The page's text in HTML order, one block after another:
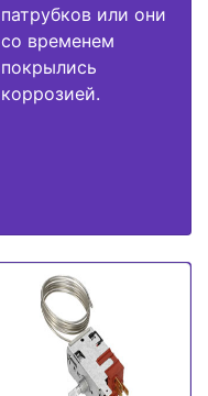
патрубков или они
со временем
покрылись
коррозией.